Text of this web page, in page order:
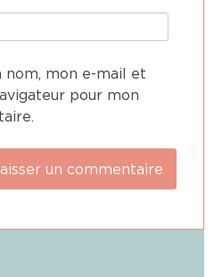
nom, mon e-mail et
pour mon